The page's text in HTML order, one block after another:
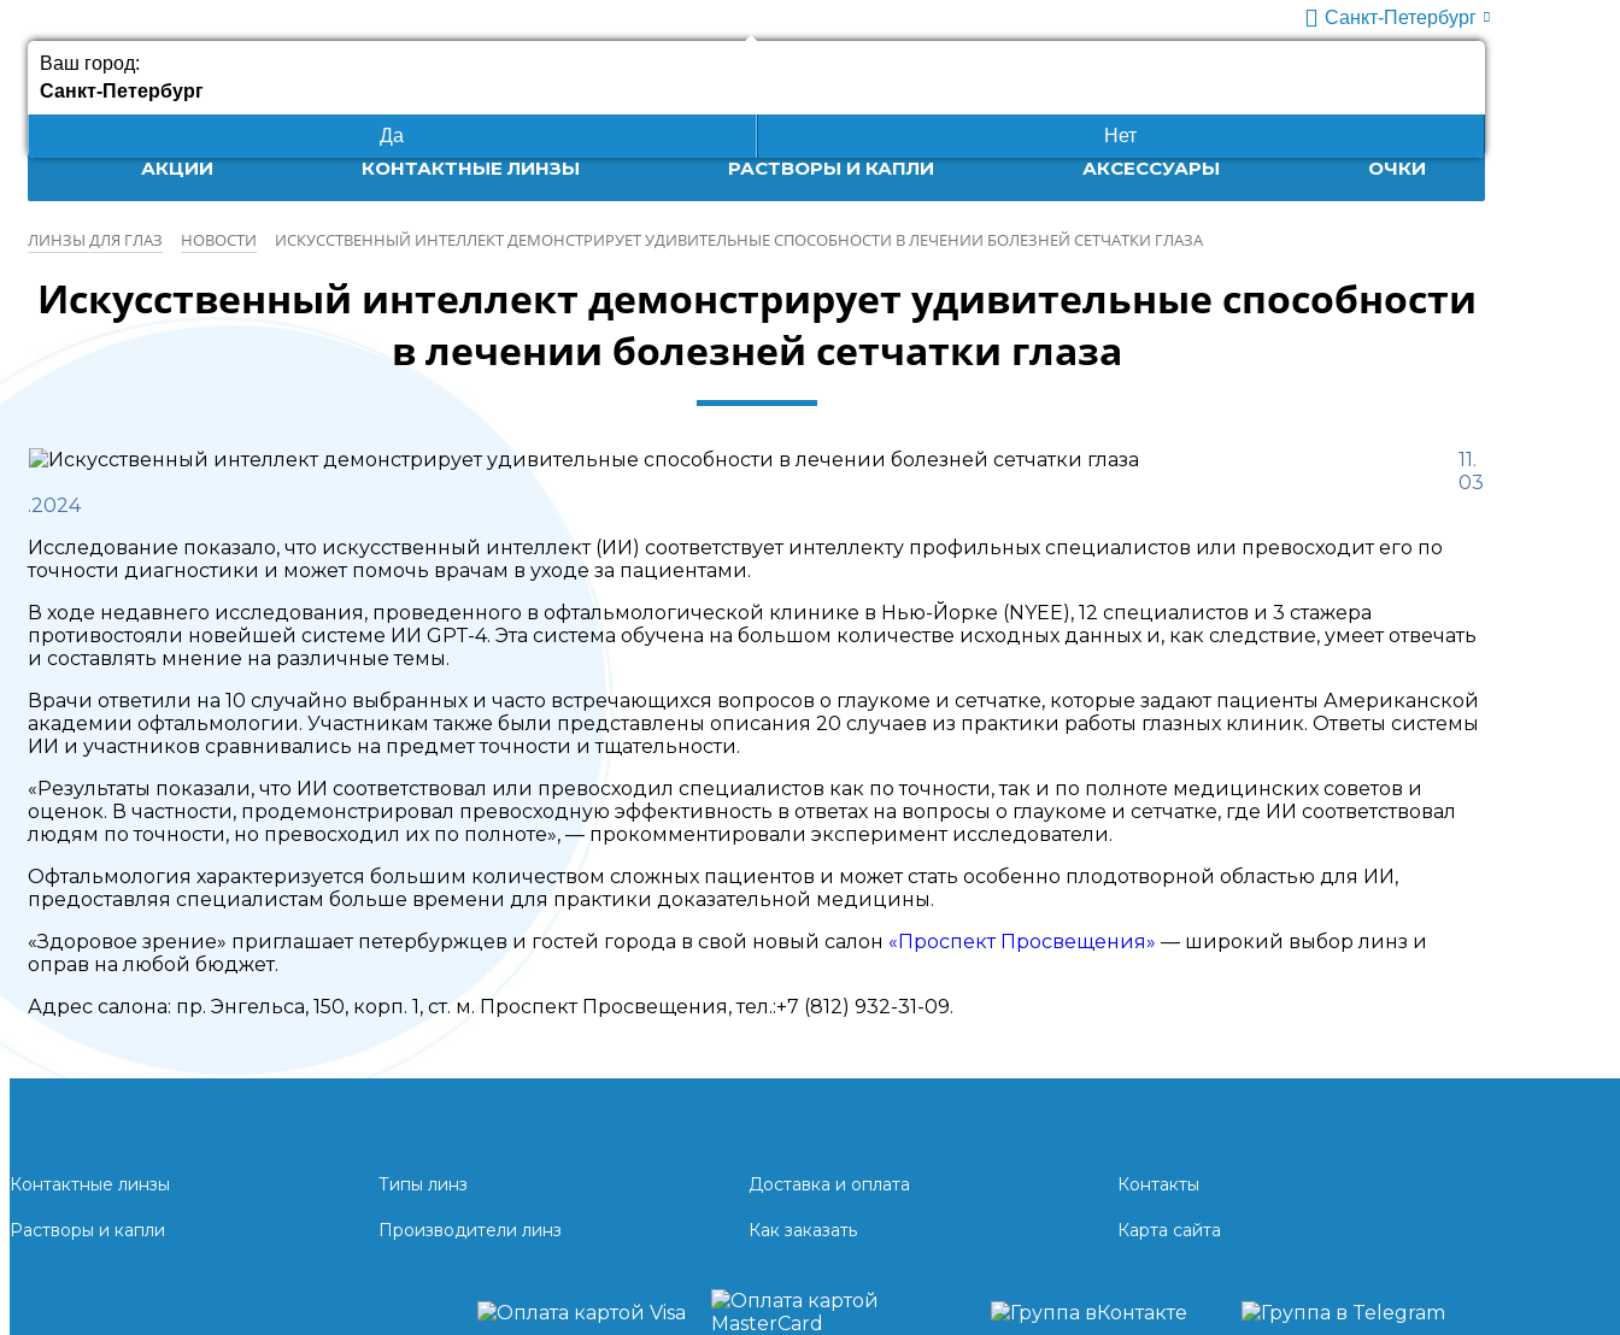
Санкт-Петербург
Ваш город:
Санкт-Петербург
Да Нет
10:00-20:00
АКЦИИ КОНТАКТНЫЕ ЛИНЗЫ РАСТВОРЫ И КАПЛИ АКСЕССУАРЫ ОЧКИ
ЛИНЗЫ ДЛЯ ГЛАЗ НОВОСТИ ИСКУССТВЕННЫЙ ИНТЕЛЛЕКТ ДЕМОНСТРИРУЕТ УДИВИТЕЛЬНЫЕ СПОСОБНОСТИ В ЛЕЧЕНИИ БОЛЕЗНЕЙ СЕТЧАТКИ ГЛАЗА
Искусственный интеллект демонстрирует удивительные способности
в лечении болезней сетчатки глаза
11.
03
.2024
Исследование показало, что искусственный интеллект (ИИ) соответствует интеллекту профильных специалистов или превосходит его по
точности диагностики и может помочь врачам в уходе за пациентами.
В ходе недавнего исследования, проведенного в офтальмологической клинике в Нью-Йорке (NYEE), 12 специалистов и 3 стажера
противостояли новейшей системе ИИ GPT-4. Эта система обучена на большом количестве исходных данных и, как следствие, умеет отвечать
и составлять мнение на различные темы.
Врачи ответили на 10 случайно выбранных и часто встречающихся вопросов о глаукоме и сетчатке, которые задают пациенты Американской
академии офтальмологии. Участникам также были представлены описания 20 случаев из практики работы глазных клиник. Ответы системы
ИИ и участников сравнивались на предмет точности и тщательности.
«Результаты показали, что ИИ соответствовал или превосходил специалистов как по точности, так и по полноте медицинских советов и
оценок. В частности, продемонстрировал превосходную эффективность в ответах на вопросы о глаукоме и сетчатке, где ИИ соответствовал
людям по точности, но превосходил их по полноте», — прокомментировали эксперимент исследователи.
Офтальмология характеризуется большим количеством сложных пациентов и может стать особенно плодотворной областью для ИИ,
предоставляя специалистам больше времени для практики доказательной медицины.
«Здоровое зрение» приглашает петербуржцев и гостей города в свой новый салон «Проспект Просвещения» — широкий выбор линз и
оправ на любой бюджет.
Адрес салона: пр. Энгельса, 150, корп. 1, ст. м. Проспект Просвещения, тел.:+7 (812) 932-31-09.
Контактные линзы
Растворы и капли
Типы линз
Производители линз
Доставка и оплата
Как заказать
Контакты
Карта сайта